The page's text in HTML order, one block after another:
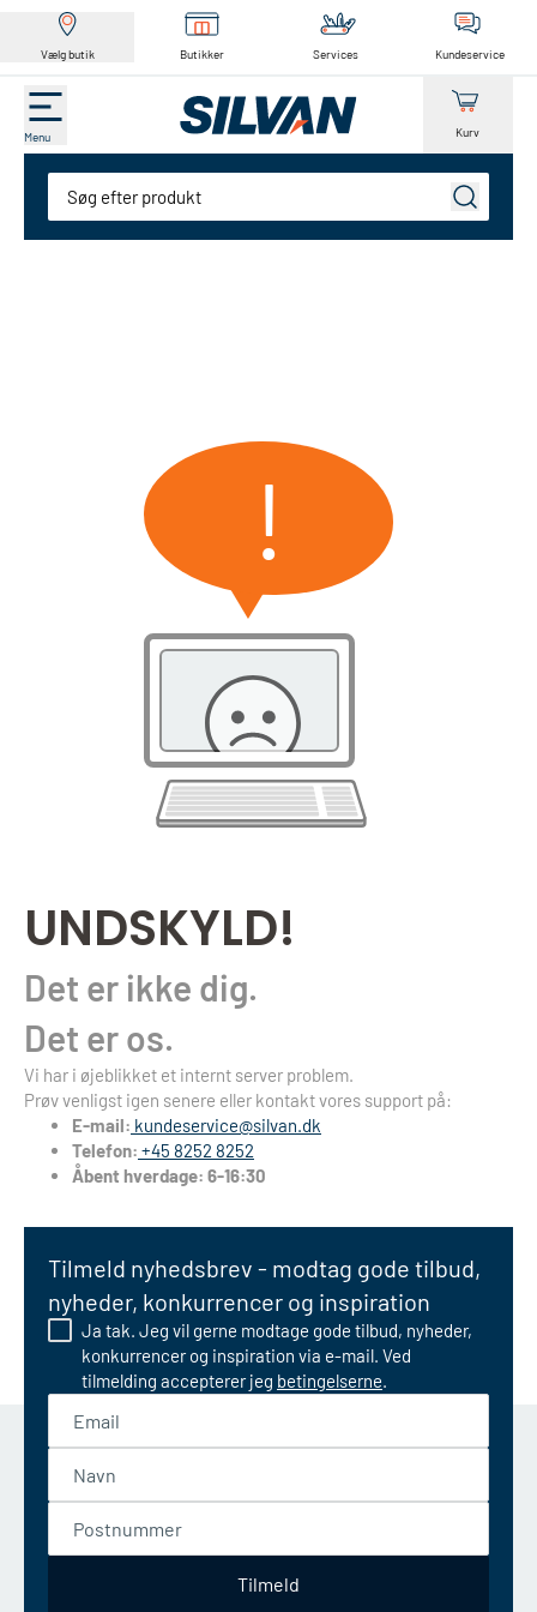
Vælg butik Butikker Services Kundeservice
Menu Kurv
Søg
UNDSKYLD!
Det er ikke dig.
Det er os.
Vi har i øjeblikket et internt server problem.
Prøv venligst igen senere eller kontakt vores support på:
E-mail: kundeservice@silvan.dk
Telefon: +45 8252 8252
Åbent hverdage: 6-16:30
!
Tilmeld nyhedsbrev - modtag gode tilbud,
nyheder, konkurrencer og inspiration
Ja tak. Jeg vil gerne modtage gode tilbud, nyheder,
konkurrencer og inspiration via e-mail. Ved
tilmelding accepterer jeg betingelserne.
Tilmeld